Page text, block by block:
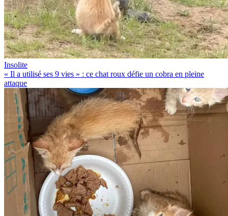
Insolite
« Il a utilisé ses 9 vies » : ce chat roux défie un cobra en pleine
attaque